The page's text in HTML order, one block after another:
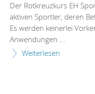
Der Rotkreuzkurs EH
aktiven Sportler, deren
Es werden keinerlei
Anwendungen ...
Weiterlesen